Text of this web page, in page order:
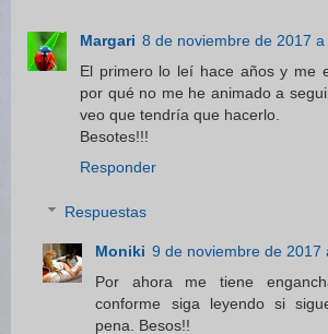
Margari 8 de noviembre de 2017 a
El primero lo leí hace años y me
por qué no me he animado a
veo que tendría que hacerlo.
Besotes!!!
Responder
Respuestas
Moniki 9 de noviembre de 2017
Por ahora me tiene
conforme siga leyendo si
pena. Besos!!